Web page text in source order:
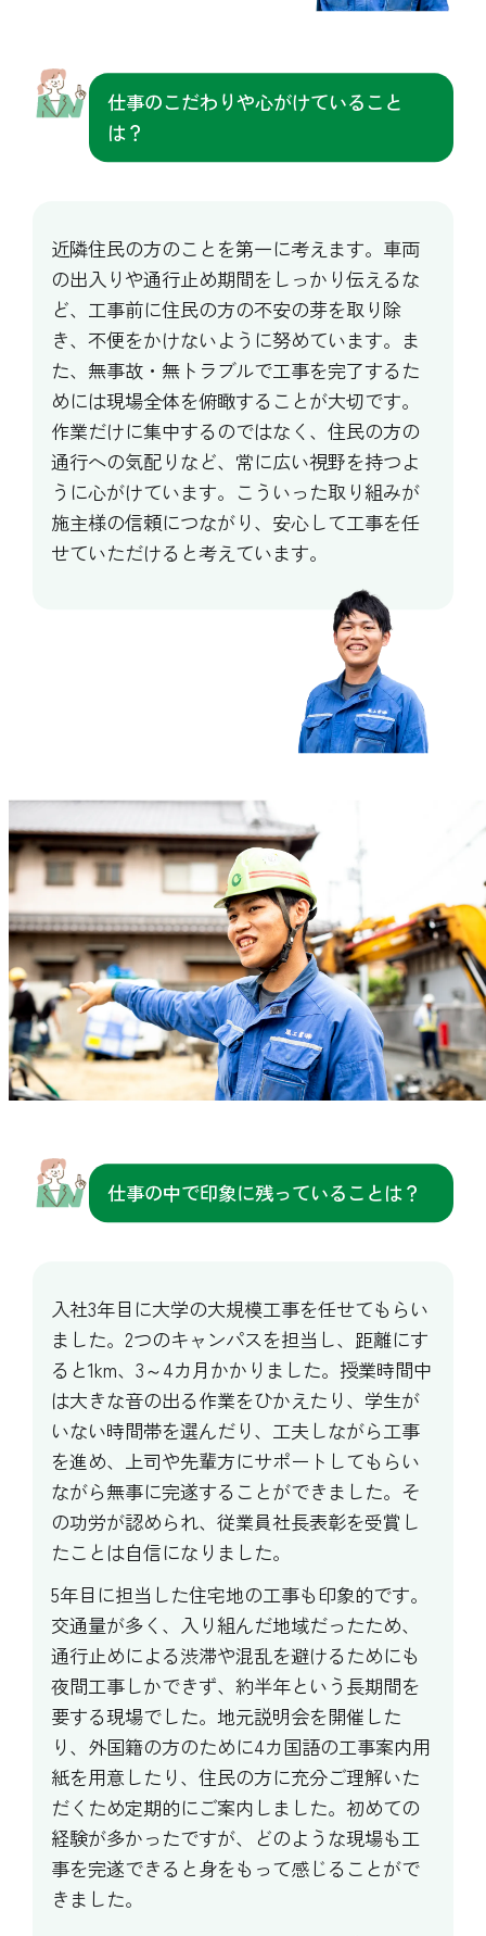
仕事のこだわりや心がけていること
は？
近隣住民の方のことを第一に考えます。車両
の出入りや通行止め期間をしっかり伝えるな
ど、工事前に住民の方の不安の芽を取り除
き、不便をかけないように努めています。ま
た、無事故・無トラブルで工事を完了するた
めには現場全体を俯瞰することが大切です。
作業だけに集中するのではなく、住民の方の
通行への気配りなど、常に広い視野を持つよ
うに心がけています。こういった取り組みが
施主様の信頼につながり、安心して工事を任
せていただけると考えています。
仕事の中で印象に残っていることは？
入社3年目に大学の大規模工事を任せてもらい
ました。2つのキャンパスを担当し、距離にす
ると1km、3～4カ月かかりました。授業時間中
は大きな音の出る作業をひかえたり、学生が
いない時間帯を選んだり、工夫しながら工事
を進め、上司や先輩方にサポートしてもらい
ながら無事に完遂することができました。そ
の功労が認められ、従業員社長表彰を受賞し
たことは自信になりました。
5年目に担当した住宅地の工事も印象的です。
交通量が多く、入り組んだ地域だったため、
通行止めによる渋滞や混乱を避けるためにも
夜間工事しかできず、約半年という長期間を
要する現場でした。地元説明会を開催した
り、外国籍の方のために4カ国語の工事案内用
紙を用意したり、住民の方に充分ご理解いた
だくため定期的にご案内しました。初めての
経験が多かったですが、どのような現場も工
事を完遂できると身をもって感じることがで
きました。